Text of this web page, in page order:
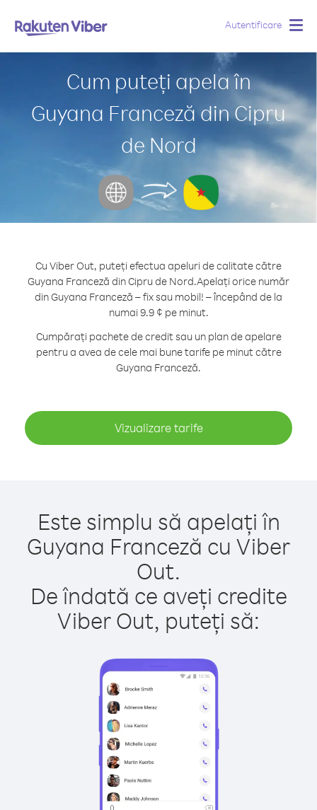
Autentificare
Cum puteți apela în
Guyana Franceză din Cipru
de Nord
Cu Viber Out, puteți efectua apeluri de calitate către
Guyana Franceză din Cipru de Nord.Apelați orice număr
din Guyana Franceză – fix sau mobil! – începând de la
numai 9.9 ¢ pe minut.
Cumpărați pachete de credit sau un plan de apelare
pentru a avea de cele mai bune tarife pe minut către
Guyana Franceză.
Vizualizare tarife
Este simplu să apelați în
Guyana Franceză cu Viber
Out.
De îndată ce aveți credite
Viber Out, puteți să: